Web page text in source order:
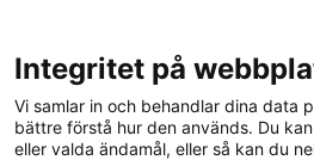
GDPR
Nyheter
Integritet på
Vi samlar in och behandlar dina data
bättre förstå hur den används. Du
eller valda ändamål, eller så kan du